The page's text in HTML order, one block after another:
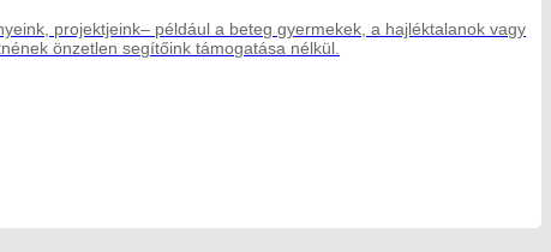
projektjeink– például a beteg gyermekek, a hajléktalanok vagy
önzetlen segítőink támogatása nélkül.